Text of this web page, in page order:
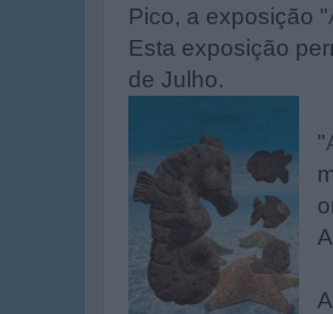
Pico, a exposição "
Esta exposição
de Julho.
"